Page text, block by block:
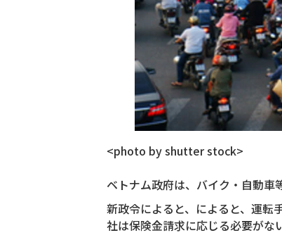
<photo by shutter stock>
ベトナム政府は、バイク・自動車
新政令によると、によると、運転
社は保険金請求に応じる必要がな